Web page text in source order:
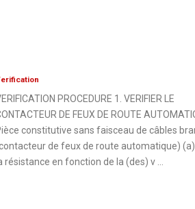
PROCEDURE 1. VERIFIER LE
DE FEUX DE ROUTE
constitutive sans faisceau de câbles
de feux de route automatique)
résistance en fonction de la (des) v ...